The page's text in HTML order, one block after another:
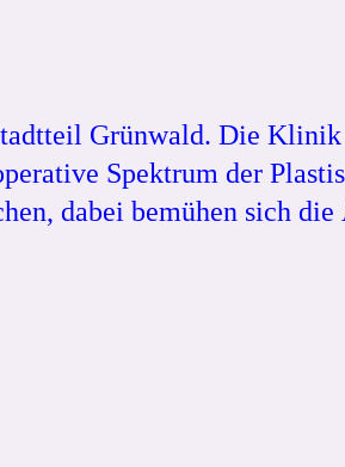
Grünwald. Die Klinik
Spektrum der
dabei bemühen sich